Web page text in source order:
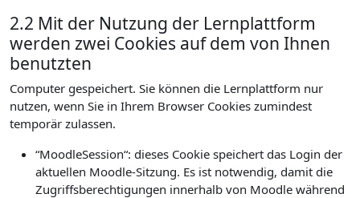
2.2 Mit der Nutzung der Lernplattform
werden zwei Cookies auf dem von Ihnen
benutzten
Computer gespeichert. Sie können die Lernplattform nur
nutzen, wenn Sie in Ihrem Browser Cookies zumindest
temporär zulassen.
“MoodleSession“: dieses Cookie speichert das Login der
aktuellen Moodle-Sitzung. Es ist notwendig, damit die
Zugriffsberechtigungen innerhalb von Moodle während